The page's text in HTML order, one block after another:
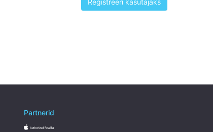
Registreeri kasutajaks
Partnerid